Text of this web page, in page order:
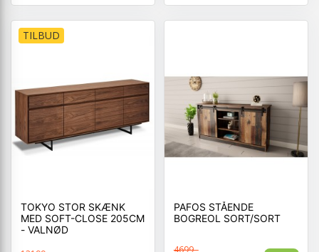
TILBUD
TOKYO STOR SKÆNK
MED SOFT-CLOSE 205CM
- VALNØD
PAFOS STÅENDE
BOGREOL SORT/SORT
4699,-